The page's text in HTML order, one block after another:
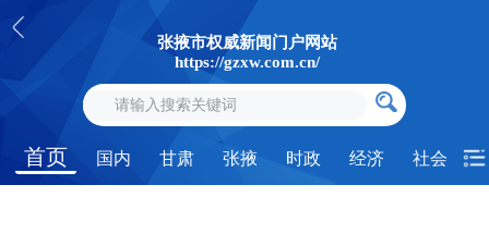
张掖市权威新闻门户网站
https://gzxw.com.cn/
首页 国内 甘肃 张掖 时政 经济 社会